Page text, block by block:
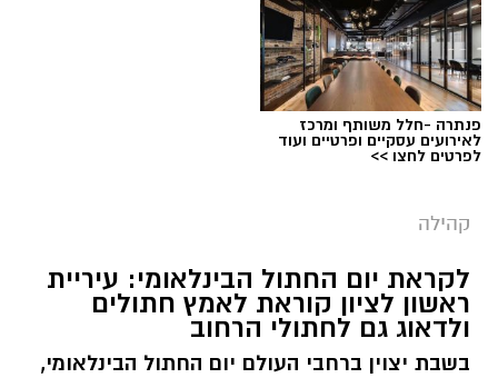
פנתרה -חלל משותף ומרכז
לאירועים עסקיים ופרטיים ועוד
לפרטים לחצו >>
קהילה
לקראת יום החתול הבינלאומי: עיריית
ראשון לציון קוראת לאמץ חתולים
ולדאוג גם לחתולי הרחוב
בשבת יצוין ברחבי העולם יום החתול הבינלאומי,